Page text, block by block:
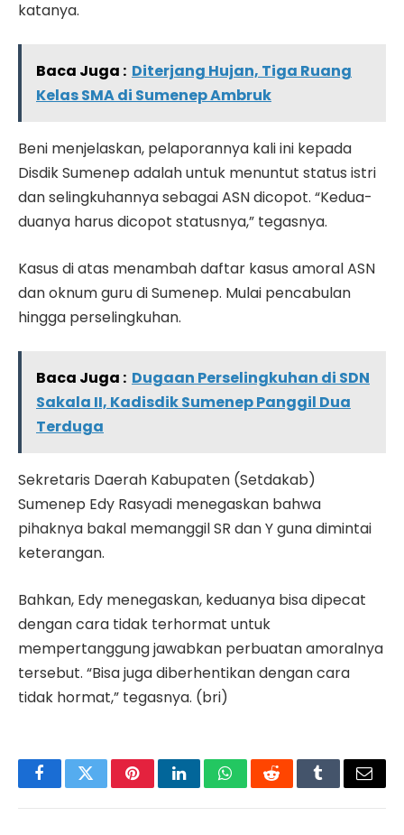
katanya.
Baca Juga : Diterjang Hujan, Tiga Ruang
Kelas SMA di Sumenep Ambruk
Beni menjelaskan, pelaporannya kali ini kepada
Disdik Sumenep adalah untuk menuntut status istri
dan selingkuhannya sebagai ASN dicopot. “Kedua-
duanya harus dicopot statusnya,” tegasnya.
Kasus di atas menambah daftar kasus amoral ASN
dan oknum guru di Sumenep. Mulai pencabulan
hingga perselingkuhan.
Baca Juga : Dugaan Perselingkuhan di SDN
Sakala II, Kadisdik Sumenep Panggil Dua
Terduga
Sekretaris Daerah Kabupaten (Setdakab)
Sumenep Edy Rasyadi menegaskan bahwa
pihaknya bakal memanggil SR dan Y guna dimintai
keterangan.
Bahkan, Edy menegaskan, keduanya bisa dipecat
dengan cara tidak terhormat untuk
mempertanggung jawabkan perbuatan amoralnya
tersebut. “Bisa juga diberhentikan dengan cara
tidak hormat,” tegasnya. (bri)
FacebookTwitterPinterestLinkedInWhatsAppRedditTumblrEmail